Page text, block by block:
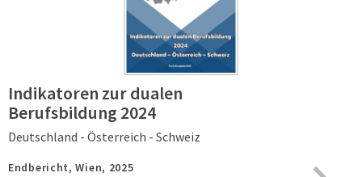
Indikatoren zur dualen
Berufsbildung 2024
Deutschland - Österreich - Schweiz
Endbericht,Wien, 2025